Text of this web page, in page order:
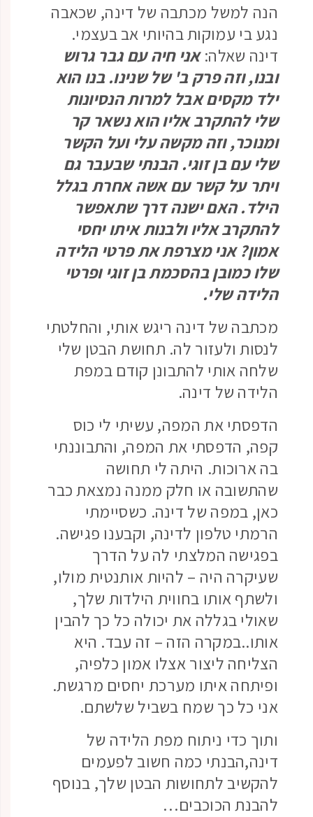
הנה למשל מכתבה של דינה, שכאבה
נגע בי עמוקות בהיותי אב בעצמי.
דינה שאלה:אני חיה עם גבר גרוש
ובנו, וזה פרק ב' של שנינו. בנו הוא
ילד מקסים אבל למרות הנסיונות
שלי להתקרב אליו הוא נשאר קר
ומנוכר, וזה מקשה עלי ועל הקשר
שלי עם בן זוגי. הבנתי שבעבר גם
ויתר על קשר עם אשה אחרת בגלל
הילד. האם ישנה דרך שתאפשר
להתקרב אליו ולבנות איתו יחסי
אמון? אני מצרפת את פרטי הלידה
שלו כמובן בהסכמת בן זוגי ופרטי
הלידה שלי.
מכתבה של דינה ריגש אותי, והחלטתי
לנסות ולעזור לה. תחושת הבטן שלי
שלחה אותי להתבונן קודם במפת
הלידה של דינה.
הדפסתי את המפה, עשיתי לי כוס
קפה, הדפסתי את המפה, והתבוננתי
בה ארוכות. היתה לי תחושה
שהתשובה או חלק ממנה נמצאת כבר
כאן, במפה של דינה. כשסיימתי
הרמתי טלפון לדינה, וקבענו פגישה.
בפגישה המלצתי לה על הדרך
שעיקרה היה – להיות אותנטית מולו,
ולשתף אותו בחווית הילדות שלך,
שאולי בגללה את יכולה כל כך להבין
אותו..במקרה הזה – זה עבד. היא
הצליחה ליצור אצלו אמון כלפיה,
ופיתחה איתו מערכת יחסים מרגשת.
אני כל כך שמח בשביל שלשתם.
ותוך כדי ניתוח מפת הלידה של
דינה,הבנתי כמה חשוב לפעמים
להקשיב לתחושות הבטן שלך, בנוסף
להבנת הכוכבים…